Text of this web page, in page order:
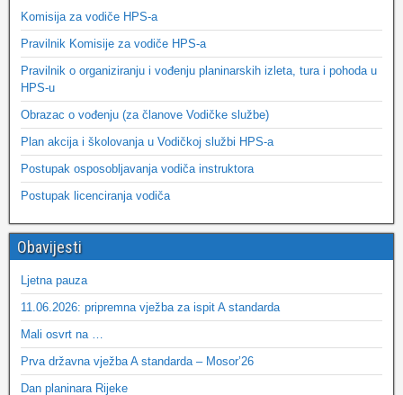
Komisija za vodiče HPS-a
Pravilnik Komisije za vodiče HPS-a
Pravilnik o organiziranju i vođenju planinarskih izleta, tura i pohoda u
HPS-u
Obrazac o vođenju (za članove Vodičke službe)
Plan akcija i školovanja u Vodičkoj službi HPS-a
Postupak osposobljavanja vodiča instruktora
Postupak licenciranja vodiča
Obavijesti
Ljetna pauza
11.06.2026: pripremna vježba za ispit A standarda
Mali osvrt na …
Prva državna vježba A standarda – Mosor’26
Dan planinara Rijeke